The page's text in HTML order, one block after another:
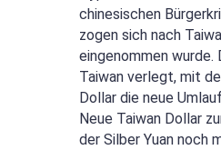
chinesischen
zogen sich nach
eingenommen wurde.
Taiwan verlegt, mit
Dollar die neue
Neue Taiwan Dollar
der Silber Yuan noch